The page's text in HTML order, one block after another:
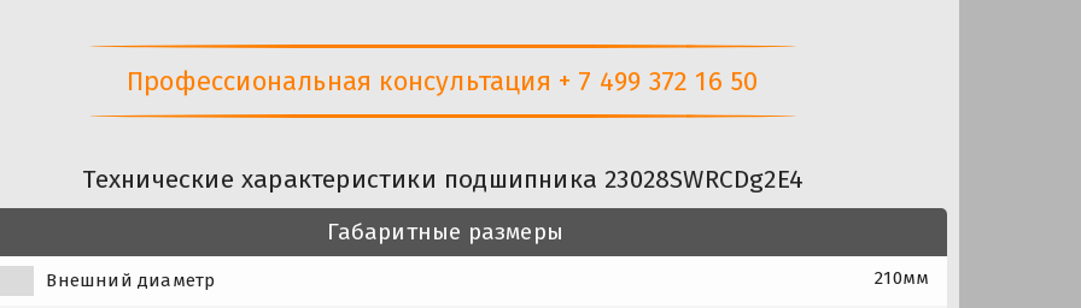
Профессиональная консультация + 7 499 372 16 50
Технические характеристики подшипника 23028SWRCDg2E4
Габаритные размеры
Внешний диаметр 210мм